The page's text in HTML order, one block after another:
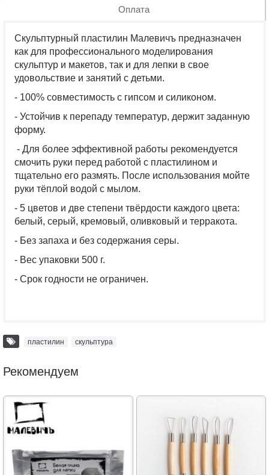
Оплата
Скульптурный пластилин Малевичъ предназначен
как для профессионального моделирования
скульптур и макетов, так и для лепки в свое
удовольствие и занятий с детьми.
- 100% совместимость с гипсом и силиконом.
- Устойчив к перепаду температур, держит заданную
форму.
- Для более эффективной работы рекомендуется
смочить руки перед работой с пластилином и
тщательно его размять. После использования мойте
руки тёплой водой с мылом.
- 5 цветов и две степени твёрдости каждого цвета:
белый, серый, кремовый, оливковый и терракота.
- Без запаха и без содержания серы.
- Вес упаковки 500 г.
- Срок годности не ограничен.
пластилин скульптура
Рекомендуем